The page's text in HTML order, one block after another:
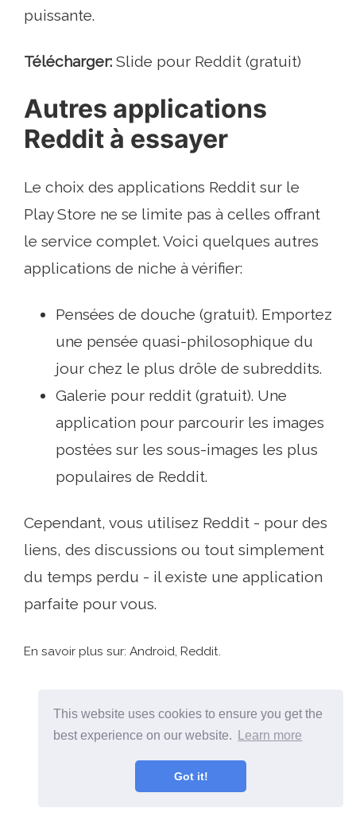
This website uses cookies to ensure you get the
best experience on our website.
Learn more
Got it!
puissante.
Télécharger: Slide pour Reddit (gratuit)
Autres applications
Reddit à essayer
Le choix des applications Reddit sur le
Play Store ne se limite pas à celles offrant
le service complet. Voici quelques autres
applications de niche à vérifier:
Pensées de douche (gratuit). Emportez
une pensée quasi-philosophique du
jour chez le plus drôle de subreddits.
Galerie pour reddit (gratuit). Une
application pour parcourir les images
postées sur les sous-images les plus
populaires de Reddit.
Cependant, vous utilisez Reddit - pour des
liens, des discussions ou tout simplement
du temps perdu - il existe une application
parfaite pour vous.
En savoir plus sur: Android, Reddit.